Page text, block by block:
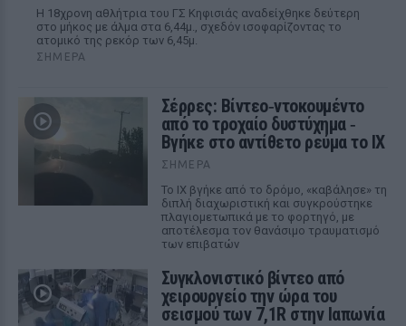
Η 18χρονη αθλήτρια του ΓΣ Κηφισιάς αναδείχθηκε δεύτερη
στο μήκος με άλμα στα 6,44μ., σχεδόν ισοφαρίζοντας το
ατομικό της ρεκόρ των 6,45μ.
ΣΉΜΕΡΑ
Σέρρες: Βίντεο‑ντοκουμέντο
από το τροχαίο δυστύχημα ‑
Βγήκε στο αντίθετο ρεύμα το ΙΧ
ΣΉΜΕΡΑ
Το ΙΧ βγήκε από το δρόμο, «καβάλησε» τη
διπλή διαχωριστική και συγκρούστηκε
πλαγιομετωπικά με το φορτηγό, με
αποτέλεσμα τον θανάσιμο τραυματισμό
των επιβατών
Συγκλονιστικό βίντεο από
χειρουργείο την ώρα του
σεισμού των 7,1R στην Ιαπωνία